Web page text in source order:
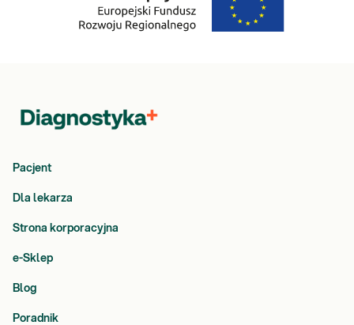
Pacjent
Dla lekarza
Strona korporacyjna
e-Sklep
Blog
Poradnik